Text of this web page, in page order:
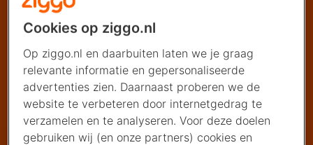
Cookies op ziggo.nl
Op ziggo.nl en daarbuiten laten we je graag
relevante informatie en gepersonaliseerde
advertenties zien. Daarnaast proberen we de
website te verbeteren door internetgedrag te
verzamelen en te analyseren. Voor deze doelen
gebruiken wij (en onze partners) cookies en